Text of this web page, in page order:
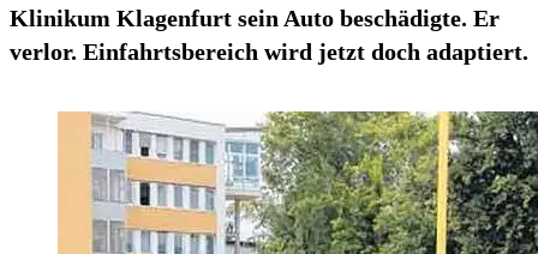
Klinikum Klagenfurt sein Auto beschädigte. Er
verlor. Einfahrtsbereich wird jetzt doch adaptiert.